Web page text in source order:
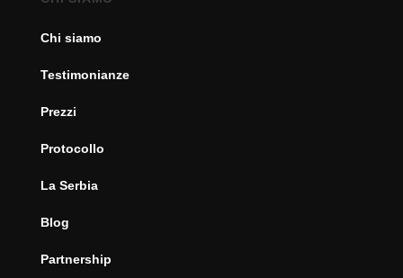
Chi siamo
Testimonianze
Prezzi
Protocollo
La Serbia
Blog
Partnership